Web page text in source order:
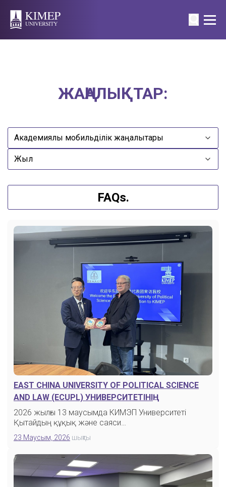
ЖАҢАЛЫҚТАР:
EAST CHINA UNIVERSITY OF POLITICAL SCIENCE
AND LAW (ECUPL) УНИВЕРСИТЕТІНІҢ
ДЕЛЕГАЦИЯСЫМЕН КЕЗДЕСУ
2026 жылғы 13 маусымда КИМЭП Университеті
Қытайдың құқық және саяси…
23 Маусым, 2026 шықты
FAQs.
ОНЛАЙН-АККАУНТ
MOODLE ЖҮЙЕСІ
БАҒАЛАУ
ҚАШЫҚТЫҚТАН ОҚЫТУ КЕЗЕҢІ
БАЙЛАНЫС МӘСЛЕЛЕРІ
ИНТЕРНЕТКЕ БАЙЛАНЫСТЫ СҰРАҚТАР